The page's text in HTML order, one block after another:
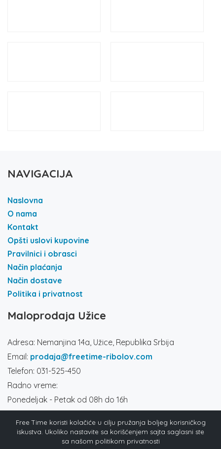
NAVIGACIJA
Naslovna
O nama
Kontakt
Opšti uslovi kupovine
Pravilnici i obrasci
Način plaćanja
Način dostave
Politika i privatnost
Maloprodaja Užice
Adresa: Nemanjina 14a, Užice, Republika Srbija
Email: prodaja@freetime-ribolov.com
Telefon: 031-525-450
Radno vreme:
Ponedeljak - Petak od 08h do 16h
Društvene mreže
Free Time koristi kolačiće u cilju pružanja boljeg korisničkog
iskustva. Ukoliko nastavite sa korišćenjem sajta saglasni ste
sa našom politikom privatnosti